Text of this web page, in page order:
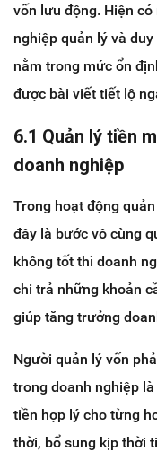
vốn lưu động. Hiện
nghiệp quản lý và
nằm trong mức ổn
được bài viết tiết lộ
6.1 Quản lý tiền
doanh nghiệp
Trong hoạt động
đây là bước vô cùng
không tốt thì doanh
chi trả những khoản
giúp tăng trưởng
Người quản lý vốn
trong doanh nghiệp
tiền hợp lý cho từng
thời, bổ sung kịp thời